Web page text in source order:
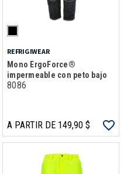
REFRIGIWEAR
Mono ErgoForce®
impermeable con peto bajo
8086
A PARTIR DE 149,90 $